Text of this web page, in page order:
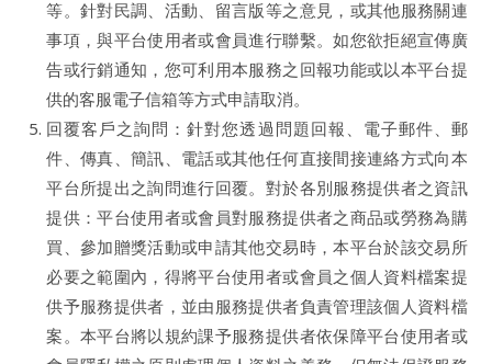
等。針對民調、活動、留言版等之意見，或其他服務關連
事項，與平台使用者或會員進行聯繫。如您欲拒絕宣傳廣
告或行銷通知，您可利用本服務之回報功能或以本平台提
供的客服電子信箱等方式申請取消。
回覆客戶之詢問：針對您透過問題回報、電子郵件、郵
件、傳真、簡訊、電話或其他任何直接間接連絡方式向本
平台所提出之詢問進行回覆。對於各別服務提供者之資訊
提供：平台使用者或會員對服務提供者之商品或勞務為購
買、參加贈獎活動或申請其他交易時，本平台於該交易所
必要之範圍內，得將平台使用者或會員之個人資料檔案提
供予服務提供者，並由服務提供者負責管理該個人資料檔
案。本平台將以規約課予服務提供者依保障平台使用者或